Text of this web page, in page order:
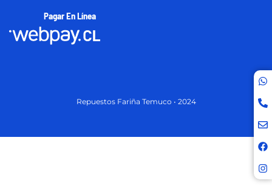
Pagar En Línea
Repuestos Fariña Temuco • 2024